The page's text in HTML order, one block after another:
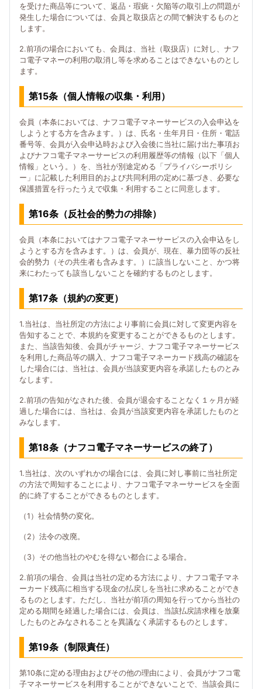
を受けた商品等について、返品・瑕疵・欠陥等の取引上の問題が
発生した場合については、会員と取扱店との間で解決するものと
します。
2.前項の場合においても、会員は、当社（取扱店）に対し、ナフ
コ電子マネーの利用の取消し等を求めることはできないものとし
ます。
第15条（個人情報の収集・利用）
会員（本条においては、ナフコ電子マネーサービスの入会申込を
しようとする方を含みます。）は、氏名・生年月日・住所・電話
番号等、会員が入会申込時および入会後に当社に届け出た事項お
よびナフコ電子マネーサービスの利用履歴等の情報（以下「個人
情報」という。）を、当社が別途定める「プライバシーポリシ
ー」に記載した利用目的および共同利用の定めに基づき、必要な
保護措置を行ったうえで収集・利用することに同意します。
第16条（反社会的勢力の排除）
会員（本条においてはナフコ電子マネーサービスの入会申込をし
ようとする方を含みます。）は、会員が、現在、暴力団等の反社
会的勢力（その共生者も含みます。）に該当しないこと、かつ将
来にわたっても該当しないことを確約するものとします。
第17条（規約の変更）
1.当社は、当社所定の方法により事前に会員に対して変更内容を
告知することで、本規約を変更することができるものとします。
また、当該告知後、会員がチャージ、ナフコ電子マネーサービス
を利用した商品等の購入、ナフコ電子マネーカード残高の確認を
した場合には、当社は、会員が当該変更内容を承諾したものとみ
なします。
2.前項の告知がなされた後、会員が退会することなく１ヶ月が経
過した場合には、当社は、会員が当該変更内容を承諾したものと
みなします。
第18条（ナフコ電子マネーサービスの終了）
1.当社は、次のいずれかの場合には、会員に対し事前に当社所定
の方法で周知することにより、ナフコ電子マネーサービスを全面
的に終了することができるものとします。
（1）社会情勢の変化。
（2）法令の改廃。
（3）その他当社のやむを得ない都合による場合。
2.前項の場合、会員は当社の定める方法により、ナフコ電子マネ
ーカード残高に相当する現金の払戻しを当社に求めることができ
るものとします。ただし、当社が前項の周知を行ってから当社の
定める期間を経過した場合には、会員は、当該払戻請求権を放棄
したものとみなされることを異議なく承諾するものとします。
第19条（制限責任）
第10条に定める理由およびその他の理由により、会員がナフコ電
子マネーサービスを利用することができないことで、当該会員に